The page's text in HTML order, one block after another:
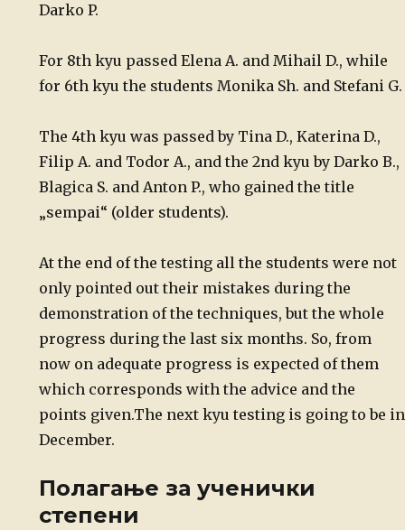
Darko P.
For 8th kyu passed Elena A. and Mihail D., while
for 6th kyu the students Monika Sh. and Stefani G.
The 4th kyu was passed by Tina D., Katerina D.,
Filip A. and Todor A., and the 2nd kyu by Darko B.,
Blagica S. and Anton P., who gained the title
„sempai“ (older students).
At the end of the testing all the students were not
only pointed out their mistakes during the
demonstration of the techniques, but the whole
progress during the last six months. So, from
now on adequate progress is expected of them
which corresponds with the advice and the
points given.The next kyu testing is going to be in
December.
Полагање за ученички
степени